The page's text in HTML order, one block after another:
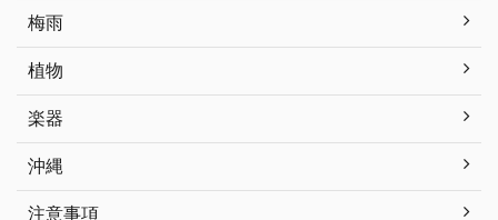
梅雨
植物
楽器
沖縄
注意事項